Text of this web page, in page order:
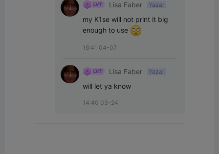
Lisa Faber Yazar
my K1se will not print it big
enough to use
16:41 04-07
Lisa Faber Yazar
will let ya know
14:40 03-24